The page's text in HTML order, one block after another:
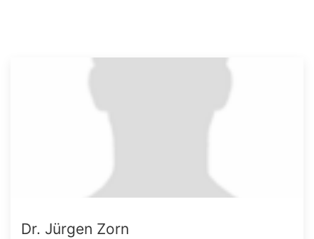
Dr. Jürgen Zorn